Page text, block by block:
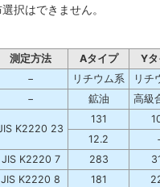
択はできません。
測定方法 Aタイプ
Y
− リチウム系
リチ
− 鉱油
高級
K2220 23
131
12.2
JIS K2220 7 283
JIS K2220 8 181